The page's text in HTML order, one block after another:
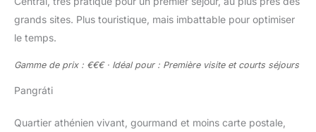
grands sites. Plus touristique, mais imbattable pour optimiser
le temps.
Gamme de prix : €€€ · Idéal pour : Première visite et courts séjours
Pangráti
Quartier athénien vivant, gourmand et moins carte postale,